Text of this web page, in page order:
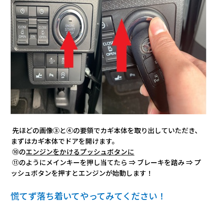
先ほどの画像③と④の要領でカギ本体を取り出していただき、
まずはカギ本体でドアを開けます。
⑩のエンジンをかけるプッシュボタンに
⑪のようにメインキーを押し当てたら ⇒ ブレーキを踏み ⇒ プ
ッシュボタンを押すとエンジンが始動します！
慌てず落ち着いてやってみてください！